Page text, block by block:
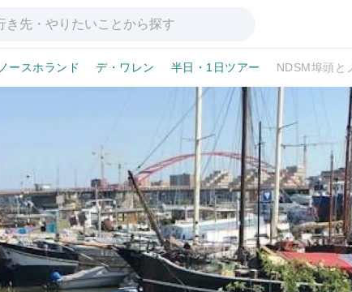
ノースホランド デ・ワレン 半日・1日ツアー NDSM埠頭と